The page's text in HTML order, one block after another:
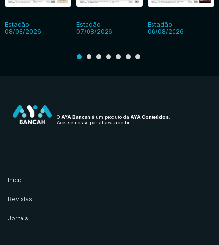
Estadão -
08/08/2026
Estadão -
07/08/2026
Estadão -
06/08/2026
O AYA Bancah é um produto da AYA Conteúdos.
Acesse nosso portal aya.app.br
Início
Revistas
Jornais